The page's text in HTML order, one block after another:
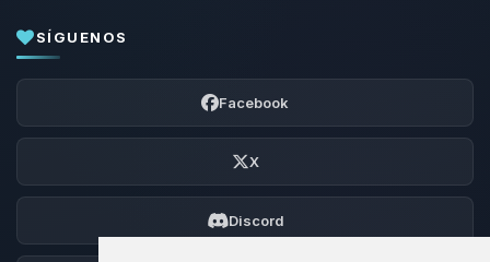
SÍGUENOS
Facebook
X
Discord